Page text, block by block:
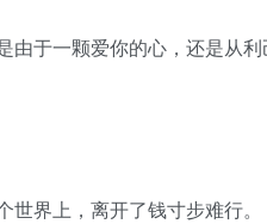
于一颗爱你的心，还是从利
界上，离开了钱寸步难行。